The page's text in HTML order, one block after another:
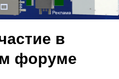
в
форуме